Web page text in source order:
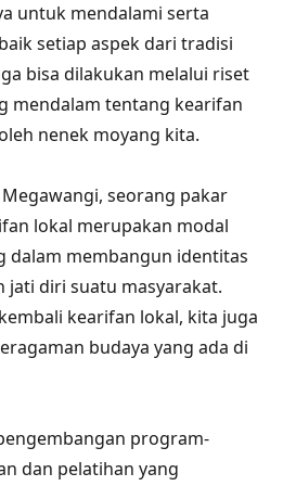
untuk mendalami serta
setiap aspek dari tradisi
bisa dilakukan melalui riset
mendalam tentang kearifan
nenek moyang kita.
seorang pakar
lokal merupakan modal
dalam membangun identitas
jati diri suatu masyarakat.
kearifan lokal, kita juga
budaya yang ada di
program-
dan pelatihan yang